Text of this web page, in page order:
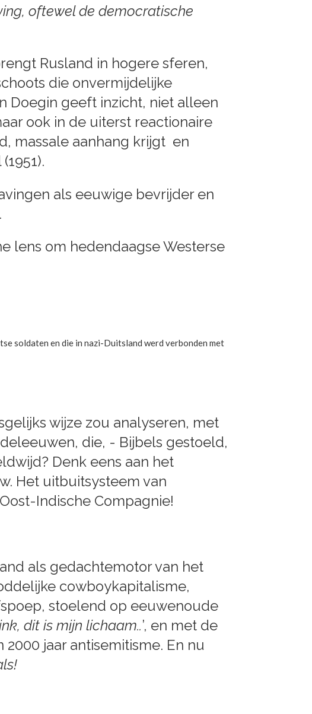
oftewel de democratische
Rusland in hogere sferen,
die onvermijdelijke
Doegin geeft inzicht, niet alleen
ook in de uiterst reactionaire
massale aanhang krijgt en
als eeuwige bevrijder en
lens om hedendaagse Westerse
soldaten en die in nazi-Duitsland werd verbonden met
wijze zou analyseren, met
die, - Bijbels gestoeld,
Denk eens aan het
Het uitbuitsysteem van
Indische Compagnie!
als gedachtemotor van het
cowboykapitalisme,
stoelend op eeuwenoude
dit is mijn lichaam..’, en met de
jaar antisemitisme. En nu